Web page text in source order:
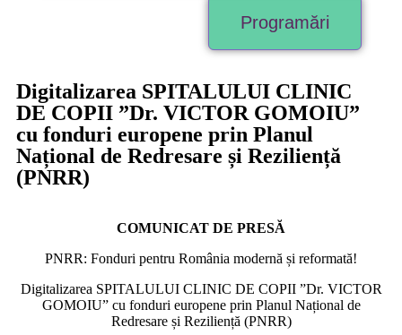
Programări
Digitalizarea SPITALULUI CLINIC
DE COPII ”Dr. VICTOR GOMOIU”
cu fonduri europene prin Planul
Național de Redresare și Reziliență
(PNRR)
COMUNICAT DE PRESĂ
PNRR: Fonduri pentru România modernă și reformată!
Digitalizarea SPITALULUI CLINIC DE COPII ”Dr. VICTOR
GOMOIU” cu fonduri europene prin Planul Național de
Redresare și Reziliență (PNRR)